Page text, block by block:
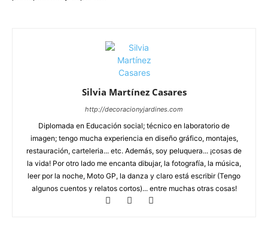
Silvia Martínez Casares
http://decoracionyjardines.com
Diplomada en Educación social; técnico en laboratorio de
imagen; tengo mucha experiencia en diseño gráfico, montajes,
restauración, carteleria... etc. Además, soy peluquera... ¡cosas de
la vida! Por otro lado me encanta dibujar, la fotografía, la música,
leer por la noche, Moto GP, la danza y claro está escribir (Tengo
algunos cuentos y relatos cortos)... entre muchas otras cosas!